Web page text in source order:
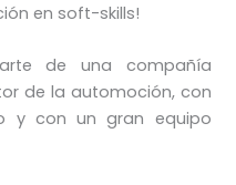
en soft-skills!
de una compañía
de la automoción, con
y con un gran equipo